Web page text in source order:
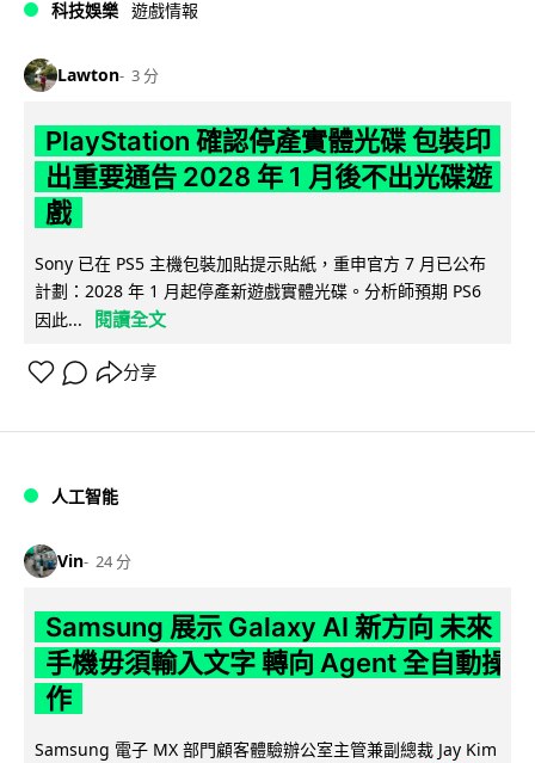
科技娛樂 遊戲情報
Lawton 3 分
PlayStation 確認停產實體光碟 包裝印
出重要通告 2028 年 1 月後不出光碟遊
戲
Sony 已在 PS5 主機包裝加貼提示貼紙，重申官方 7 月已公布
計劃：2028 年 1 月起停產新遊戲實體光碟。分析師預期 PS6
因此...
閱讀全文
分享
人工智能
Vin 24 分
Samsung 展示 Galaxy AI 新方向 未來
手機毋須輸入文字 轉向 Agent 全自動操
作
Samsung 電子 MX 部門顧客體驗辦公室主管兼副總裁 Jay Kim